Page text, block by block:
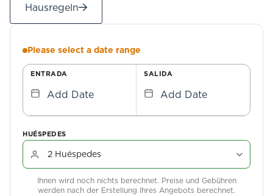
Hausregeln
Please select a date range
ENTRADA
Add Date
SALIDA
Add Date
HUÉSPEDES
Ihnen wird noch nichts berechnet. Preise und Gebühren
werden nach der Erstellung Ihres Angebots berechnet.